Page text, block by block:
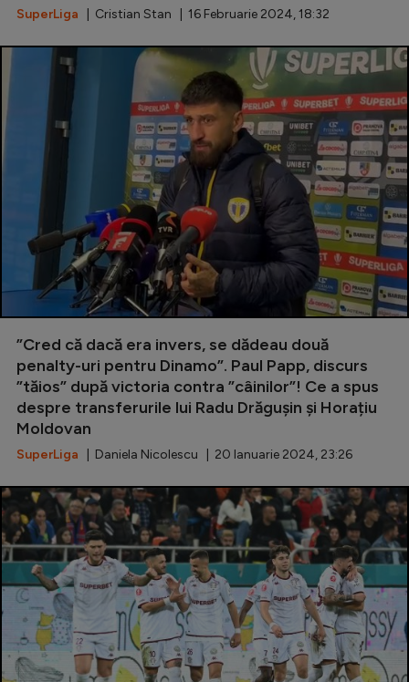
SuperLiga | Cristian Stan | 16 Februarie 2024, 18:32
”Cred că dacă era invers, se dădeau două
penalty-uri pentru Dinamo”. Paul Papp, discurs
”tăios” după victoria contra ”câinilor”! Ce a spus
despre transferurile lui Radu Drăgușin și Horațiu
Moldovan
SuperLiga | Daniela Nicolescu | 20 Ianuarie 2024, 23:26